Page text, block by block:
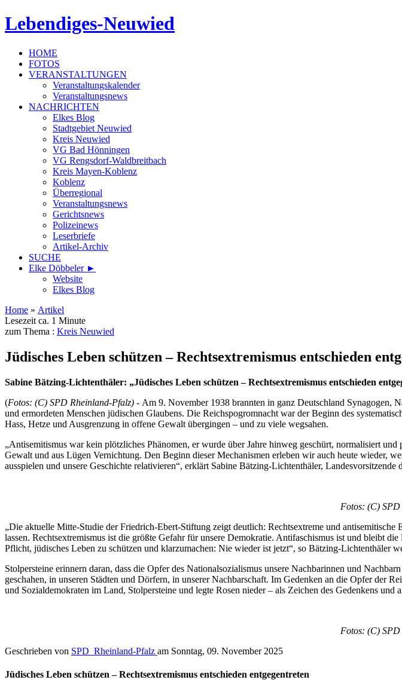
Lebendiges-Neuwied
HOME
FOTOS
VERANSTALTUNGEN
Veranstaltungskalender
Veranstaltungsnews
NACHRICHTEN
Elkes Blog
Stadtgebiet Neuwied
Kreis Neuwied
VG Bad Hönningen
VG Rengsdorf-Waldbreitbach
Kreis Mayen-Koblenz
Koblenz
Überregional
Veranstaltungsnews
Gerichtsnews
Polizeinews
Leserbriefe
Artikel-Archiv
SUCHE
Elke Döbbeler ►
Website
Elkes Blog
Home » Artikel
Lesezeit ca. 1 Minute
zum Thema : Kreis Neuwied
Jüdisches Leben schützen – Rechtsextremismus entschieden
Sabine Bätzing-Lichtenthäler: „Jüdisches Leben schützen – Rechtsextremismus entschieden
(Fotos: (C) SPD Rheinland-Pfalz) - Am 9. November 1938 brannten in ganz Deutschland Synagogen,
und ermordeten Menschen jüdischen Glaubens. Die Reichspogromnacht war der Beginn des
Hass, Hetze und Ausgrenzung in offene Gewalt übergingen – und zu viele wegsahen.
„Antisemitismus war kein plötzliches Phänomen, er wurde über Jahre hinweg geschürt, normalisiert
Gewalt und aus Lügen Vernichtung. Den Beginn dieser Mechanismen erleben wir auch heute wieder,
ausspielen und unsere Geschichte relativieren“, erklärt Sabine Bätzing-Lichtenthäler, Landesvorsitzende
Fotos: (C)
„Die aktuelle Mitte-Studie der Friedrich-Ebert-Stiftung zeigt deutlich: Rechtsextreme und
lassen. Rechtsextremismus ist die größte Gefahr für unsere Demokratie. Antifaschismus ist und bleibt
Pflicht, jüdisches Leben zu schützen und klarzumachen: Nie wieder ist jetzt“, so Bätzing-Lichtenthäler
Stolpersteine erinnern daran, dass die Opfer des Nationalsozialismus unsere Nachbarinnen und
geschahen, in unseren Städten und Dörfern, in unserer Nachbarschaft. Im Gedenken an die Opfer der
und Sozialdemokraten im Land, Stolpersteine und legte Rosen nieder – als Zeichen des Gedenkens
Fotos: (C)
Geschrieben von SPD_Rheinland-Pfalz am Sonntag, 09. November 2025
Jüdisches Leben schützen – Rechtsextremismus entschieden entgegentreten